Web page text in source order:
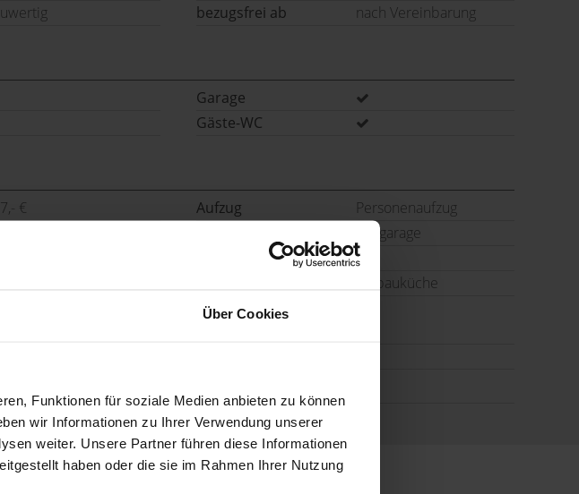
Über Cookies
Funktionen für soziale Medien anbieten zu können
wir Informationen zu Ihrer Verwendung unserer
weiter. Unsere Partner führen diese Informationen
haben oder die sie im Rahmen Ihrer Nutzung
bezugsfrei ab nach Vereinbarung
Garage
Gäste-WC
€ Aufzug
Personenaufzug
Tiefgarage
Schlafzimmer
1
Einbauküche
Wesentlicher